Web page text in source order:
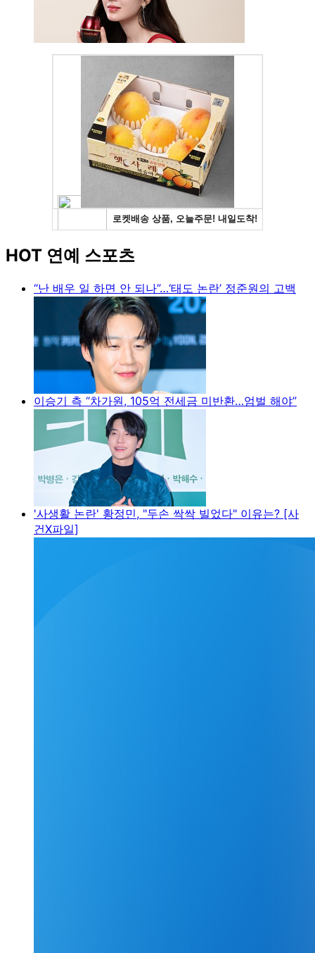
HOT 연예 스포츠
“난 배우 일 하면 안 되나”…‘태도 논란’ 정준원의 고백
이승기 측 “차가원, 105억 전세금 미반환…엄벌 해야”
'사생활 논란' 황정민, "두손 싹싹 빌었다" 이유는? [사
건X파일]